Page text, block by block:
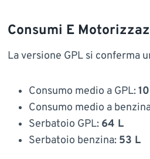
Consumi E
La versione GPL si conferma
Consumo medio a GPL:
Consumo medio a
Serbatoio GPL: 64 L
Serbatoio benzina: 53 L